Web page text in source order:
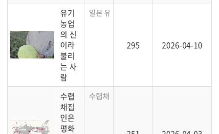
유기
농업
의 신
이라
불리
는 사
람
일본 유기농업 농민의 농사 이야기입니다.
295 2026-04-10
수렵
채집
인은
평화
수렵채집과 농경으로 대표되는 인간의 생